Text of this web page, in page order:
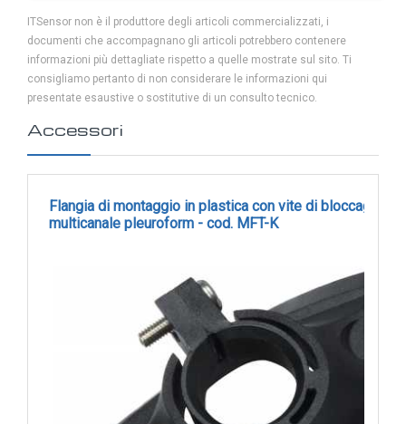
ITSensor non è il produttore degli articoli commercializzati, i
documenti che accompagnano gli articoli potrebbero contenere
informazioni più dettagliate rispetto a quelle mostrate sul sito. Ti
consigliamo pertanto di non considerare le informazioni qui
presentate esaustive o sostitutive di un consulto tecnico.
Accessori
Flangia di montaggio in plastica con vite di bloccaggio
multicanale pleuroform - cod. MFT-K